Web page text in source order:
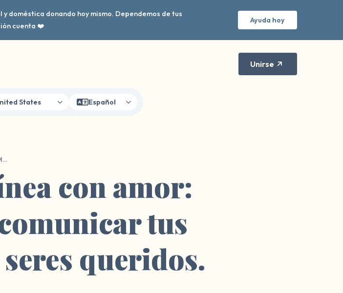
doméstica donando hoy mismo. Dependemos de tus
cuenta ❤️
Ayuda hoy
Unirse
States Español
DIBUJANDO LA LÍNEA CON AMOR: UNA GUÍA PARA COMUNICAR TUS LÍMITES CON TUS SERES QUERIDOS.
con amor:
tus
queridos.